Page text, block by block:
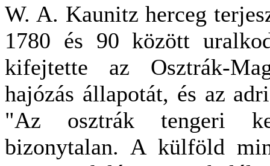
W. A. Kaunitz herceg
1780 és 90 között
kifejtette az Osztrák-
hajózás állapotát, és az
"Az osztrák tengeri
bizonytalan. A külföld